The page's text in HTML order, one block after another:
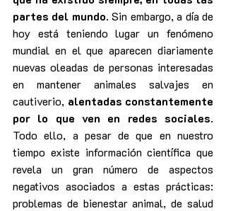
partes del mundo. Sin embargo, a día de
hoy está teniendo lugar un fenómeno
mundial en el que aparecen diariamente
nuevas oleadas de personas interesadas
en mantener animales salvajes en
cautiverio, alentadas constantemente
por lo que ven en redes sociales.
Todo ello, a pesar de que en nuestro
tiempo existe información científica que
revela un gran número de aspectos
negativos asociados a estas prácticas:
problemas de bienestar animal, de salud